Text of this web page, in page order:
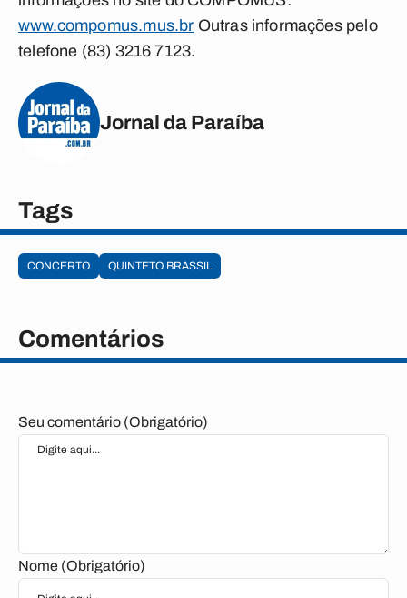
www.compomus.mus.br Outras informações pelo
telefone (83) 3216 7123.
Jornal da Paraíba
Tags
CONCERTO QUINTETO BRASSIL
Comentários
Seu comentário (Obrigatório)
Nome (Obrigatório)